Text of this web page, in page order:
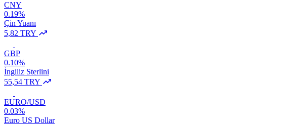
CNY
0.19%
Çin Yuanı
5,82 TRY
GBP
0.10%
İngiliz Sterlini
55,54 TRY
EURO/USD
0.03%
Euro US Dollar